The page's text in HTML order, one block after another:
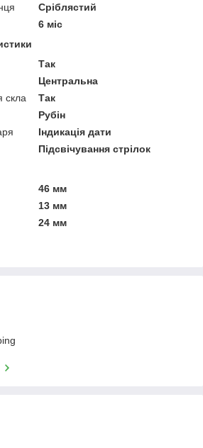
Сріблястий
6 міс
Так
Центральна
скла
Так
Рубін
Індикація дати
Підсвічування стрілок
46 мм
13 мм
24 мм